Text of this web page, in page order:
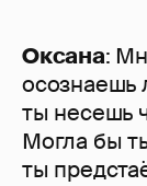
Оксана:
осознаешь
ты несешь
Могла бы
ты